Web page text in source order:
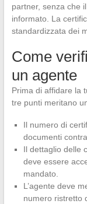
partner, senza che
informato. La
standardizzata dei
Come
un agente
Prima di affidare la
tre punti meritano
Il numero di
documenti
Il dettaglio delle
deve essere
mandato.
L’agente deve
numero ristretto